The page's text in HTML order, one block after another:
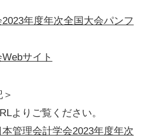
年度年次全国大会パンフ
サイト
よりご覧ください。
本管理会計学会2023年度年次